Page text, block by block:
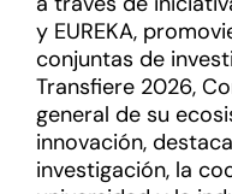
y EUREKA,
conjuntas de
Transfiere 2026,
general de su
innovación,
investigación, la